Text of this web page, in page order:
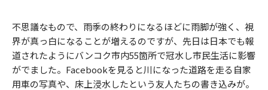
不思議なもので、雨季の終わりになるほどに雨脚が強く、視
界が真っ白になることが増えるのですが、先日は日本でも報
道されたようにバンコク市内55箇所で冠水し市民生活に影響
がでました。Facebookを見ると川になった道路を走る自家
用車の写真や、床上浸水したという友人たちの書き込みが。